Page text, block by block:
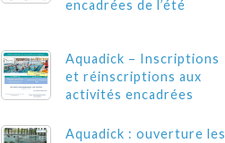
encadrées de l’été
Aquadick – Inscriptions
et réinscriptions aux
activités encadrées
Aquadick : ouverture les